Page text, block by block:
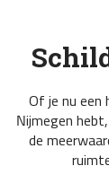
Of je nu een
Nijmegen
de